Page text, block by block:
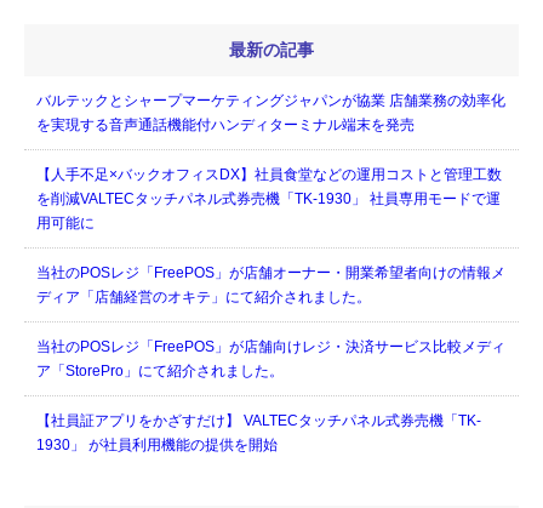
最新の記事
バルテックとシャープマーケティングジャパンが協業 店舗業務の効率化
を実現する音声通話機能付ハンディターミナル端末を発売
【人手不足×バックオフィスDX】社員食堂などの運用コストと管理工数
を削減VALTECタッチパネル式券売機「TK-1930」 社員専用モードで運
用可能に
当社のPOSレジ「FreePOS」が店舗オーナー・開業希望者向けの情報メ
ディア「店舗経営のオキテ」にて紹介されました。
当社のPOSレジ「FreePOS」が店舗向けレジ・決済サービス比較メディ
ア「StorePro」にて紹介されました。
【社員証アプリをかざすだけ】 VALTECタッチパネル式券売機「TK-
1930」 が社員利用機能の提供を開始